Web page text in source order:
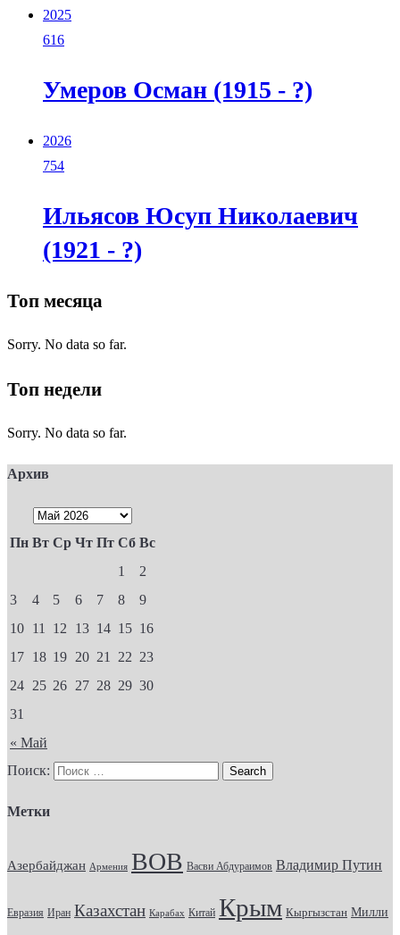
2025
616
Умеров Осман (1915 - ?)
2026
754
Ильясов Юсуп Николаевич
(1921 - ?)
Топ месяца
Sorry. No data so far.
Топ недели
Sorry. No data so far.
Архив
Пн Вт Ср Чт Пт Сб Вс
« Май
1
2
3
4 5 6 7 8
9
10 11 12 13 14 15 16
17 18 19 20 21 22 23
24 25 26 27 28 29 30
31
Поиск:
Метки
Азербайджан Армения ВОВ Васви Абдураимов Владимир Путин
Евразия Иран Казахстан Карабах Китай Крым Кыргызстан Милли